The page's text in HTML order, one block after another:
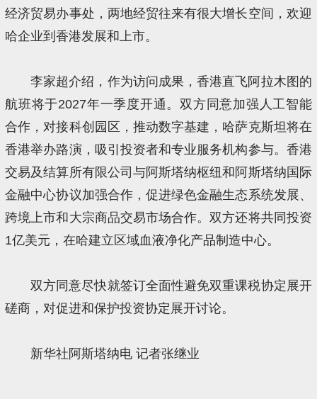
经济贸易办事处，两地经贸往来有很大增长空间，欢迎
哈企业到香港发展和上市。
李家超介绍，作为访问成果，香港直飞阿拉木图的
航班将于2027年一季度开通。双方同意加强人工智能
合作，对接科创园区，推动数字基建，哈萨克斯坦将在
香港举办路演，吸引投资者和专业服务机构参与。香港
交易及结算所有限公司与阿斯塔纳枢纽和阿斯塔纳国际
金融中心协议加强合作，促进绿色金融生态系统发展、
跨境上市和大宗商品交易市场合作。双方还将共同投资
1亿美元，在哈建立区域血液净化产品制造中心。
双方同意尽快就签订全面性避免双重课税协定展开
磋商，对促进和保护投资协定展开讨论。
新华社阿斯塔纳电 记者张继业